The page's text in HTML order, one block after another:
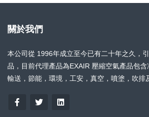
關於我們
本公司從 1996年成立至今已有二十年之久，
品，目前代理產品為EXAIR 壓縮空氣產品包含
輸送，節能，環境，工安，真空，噴塗，吹排
器，靜電儀，靜電繩，靜電刷，